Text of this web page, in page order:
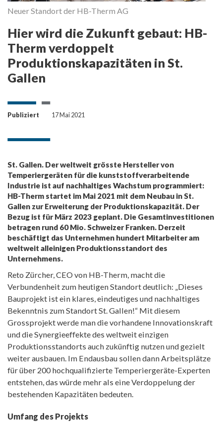
Neuer Standort der HB-Therm AG
Hier wird die Zukunft gebaut: HB-
Therm verdoppelt
Produktionskapazitäten in St.
Gallen
Publiziert 17 Mai 2021
St. Gallen. Der weltweit grösste Hersteller von
Temperiergeräten für die kunststoffverarbeitende
Industrie ist auf nachhaltiges Wachstum programmiert:
HB-Therm startet im Mai 2021 mit dem Neubau in St.
Gallen zur Erweiterung der Produktionskapazität. Der
Bezug ist für März 2023 geplant. Die Gesamtinvestitionen
betragen rund 60 Mio. Schweizer Franken. Derzeit
beschäftigt das Unternehmen hundert Mitarbeiter am
weltweit alleinigen Produktionsstandort des
Unternehmens.
Reto Zürcher, CEO von HB-Therm, macht die
Verbundenheit zum heutigen Standort deutlich: „Dieses
Bauprojekt ist ein klares, eindeutiges und nachhaltiges
Bekenntnis zum Standort St. Gallen!“ Mit diesem
Grossprojekt werde man die vorhandene Innovationskraft
und die Synergieeffekte des weltweit einzigen
Produktionsstandorts auch zukünftig nutzen und gezielt
weiter ausbauen. Im Endausbau sollen dann Arbeitsplätze
für über 200 hochqualifizierte Temperiergeräte-Experten
entstehen, das würde mehr als eine Verdoppelung der
bestehenden Kapazitäten bedeuten.
Umfang des Projekts